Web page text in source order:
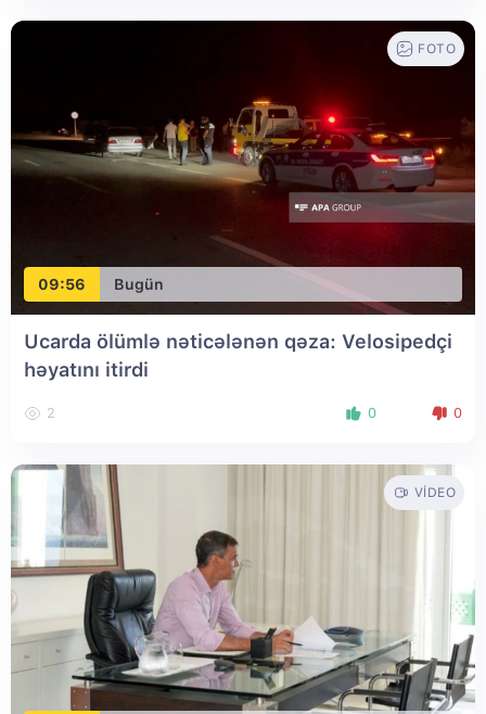
09:56 Bugün
FOTO
Ucarda ölümlə nəticələnən qəza: Velosipedçi
həyatını itirdi
2 0 0
VIDEO